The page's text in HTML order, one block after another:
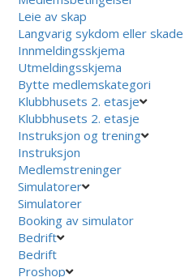
Leie av skap
Langvarig sykdom eller skade
Innmeldingsskjema
Utmeldingsskjema
Bytte medlemskategori
Klubbhusets 2. etasje
Klubbhusets 2. etasje
Instruksjon og trening
Instruksjon
Medlemstreninger
Simulatorer
Simulatorer
Booking av simulator
Bedrift
Bedrift
Proshop